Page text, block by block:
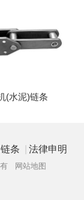
(水泥)链条
条 法律申明
有 网站地图